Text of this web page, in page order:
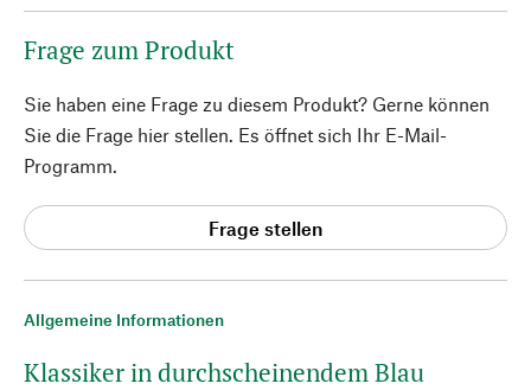
Allgemeine Informationen
Klassiker in durchscheinendem Blau
Frage zum Produkt
Sie haben eine Frage zu diesem Produkt? Gerne können
Sie die Frage hier stellen. Es öffnet sich Ihr E-Mail-
Programm.
Frage stellen